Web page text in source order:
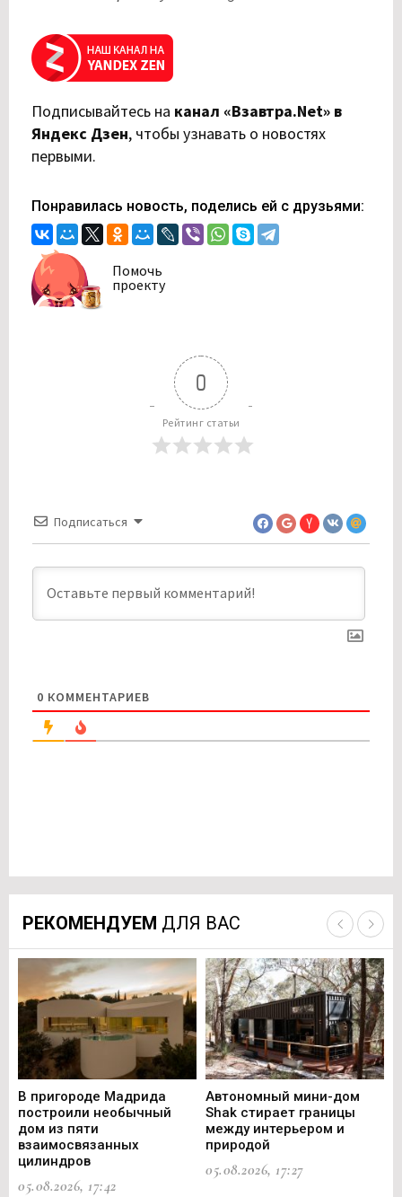
Подписывайтесь на канал «Взавтра.Net» в
Яндекс Дзен, чтобы узнавать о новостях
первыми.
Понравилась новость, поделись ей с друзьями:
Помочь
проекту
0
Рейтинг статьи
Подписаться
0 КОММЕНТАРИЕВ
РЕКОМЕНДУЕМ ДЛЯ ВАС
В пригороде Мадрида
построили необычный
дом из пяти
взаимосвязанных
цилиндров
05.08.2026, 17:42
Автономный мини-дом
Shak стирает границы
между интерьером и
природой
05.08.2026, 17:27